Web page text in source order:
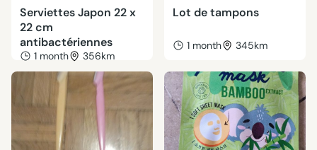
Serviettes Japon 22 x
22 cm
antibactériennes
1 month 356km
Lot de tampons
1 month 345km